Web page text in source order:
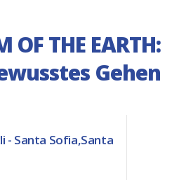
OF THE EARTH:
Gehen
- Santa Sofia,Santa